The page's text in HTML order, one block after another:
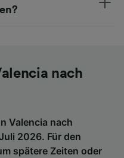
nach
Valencia nach
2026. Für den
spätere Zeiten oder